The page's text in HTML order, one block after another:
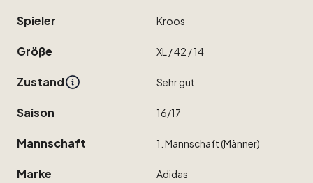
Spieler Kroos
Größe XL ​/​42 ​/​14
Zustand Sehrgut
Saison 16​/​17
Mannschaft 1. Mannschaft(Männer)
Marke Adidas